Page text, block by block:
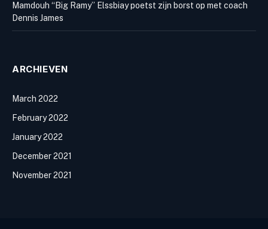
Mamdouh “Big Ramy” Elssbiay poetst zijn borst op met coach
Dennis James
ARCHIEVEN
March 2022
February 2022
January 2022
December 2021
November 2021